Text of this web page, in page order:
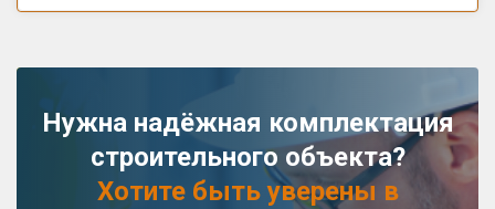
Нужна надёжная комплектация
строительного объекта?
Хотите быть уверены в